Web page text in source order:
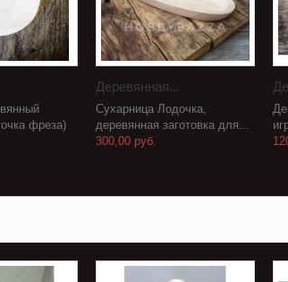
фреза)
Деревянная...
Сухарница Лодочка,
деревянная заготовка для...
300,00 руб.